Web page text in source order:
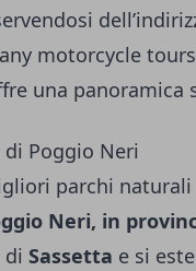
motorcycle tours
una panoramica
di Poggio Neri
parchi naturali
Neri, in
Sassetta e si